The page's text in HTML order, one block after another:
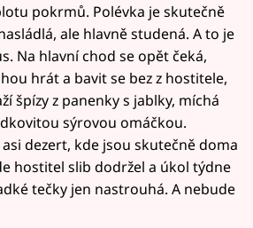
pokrmů. Polévka je skutečně
ale hlavně studená. A to je
Na hlavní chod se opět čeká,
hrát a bavit se bez z hostitele,
špízy z panenky s jablky, míchá
sýrovou omáčkou.
dezert, kde jsou skutečně doma
hostitel slib dodržel a úkol týdne
tečky jen nastrouhá. A nebude